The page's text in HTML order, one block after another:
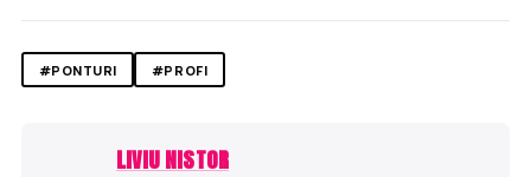
#PONTURI #PROFI
LIVIU NISTOR